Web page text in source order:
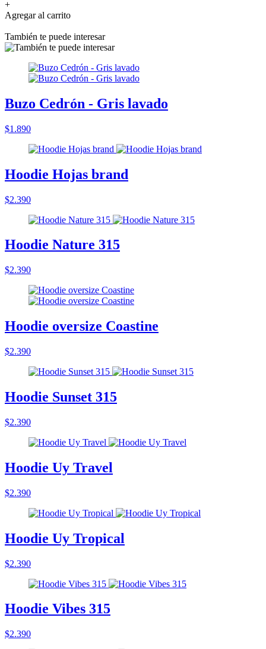
+
Agregar al carrito
También te puede interesar
Buzo Cedrón - Gris lavado
$1.890
Hoodie Hojas brand
$2.390
Hoodie Nature 315
$2.390
Hoodie oversize Coastine
$2.390
Hoodie Sunset 315
$2.390
Hoodie Uy Travel
$2.390
Hoodie Uy Tropical
$2.390
Hoodie Vibes 315
$2.390